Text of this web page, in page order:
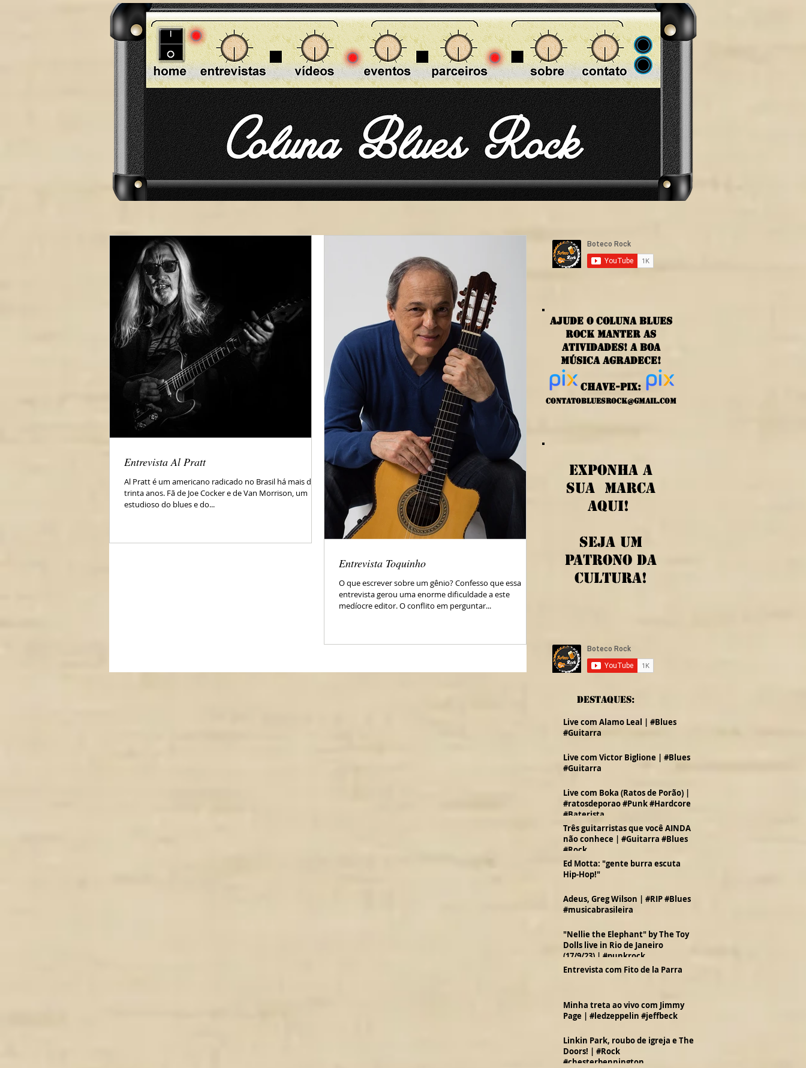
Entrevista Al Pratt
Al Pratt é um americano radicado no Brasil há mais de
trinta anos. Fã de Joe Cocker e de Van Morrison, um
estudioso do blues e do...
Entrevista Toquinho
O que escrever sobre um gênio? Confesso que essa
entrevista gerou uma enorme dificuldade a este
medíocre editor. O conflito em perguntar...
ajude o coluna blues
rock manter as
atividades! a boa
música agradece!
chave-PIX:
contatobluesrock@gmail.com
exponha a
sua marca
aqui!
Seja um
patrono da
cultura!
Destaques:
Live com Alamo Leal | #Blues
#Guitarra
Live com Victor Biglione | #Blues
#Guitarra
Live com Boka (Ratos de Porão) |
#ratosdeporao #Punk #Hardcore
#Baterista
Três guitarristas que você AINDA
não conhece | #Guitarra #Blues
#Rock
Ed Motta: "gente burra escuta
Hip-Hop!"
Adeus, Greg Wilson | #RIP #Blues
#musicabrasileira
"Nellie the Elephant" by The Toy
Dolls live in Rio de Janeiro
(17/9/23) | #punkrock
Entrevista com Fito de la Parra
Minha treta ao vivo com Jimmy
Page | #ledzeppelin #jeffbeck
Linkin Park, roubo de igreja e The
Doors! | #Rock
#chesterbennington